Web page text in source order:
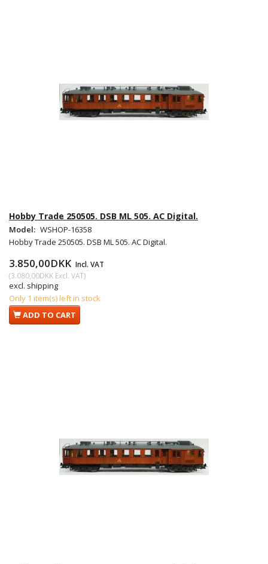
Hobby Trade 250505. DSB ML 505. AC Digital.
Model: WSHOP-16358
Hobby Trade 250505. DSB ML 505. AC Digital.
3.850,00DKK Incl. VAT
(3.080,00DKK Excl. VAT)
excl. shipping
Only 1 item(s) left in stock
ADD TO CART